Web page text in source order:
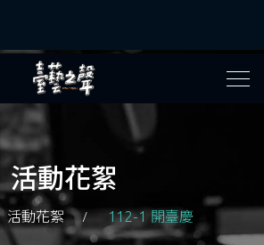
活動花絮
活動花絮 112-1 開臺慶